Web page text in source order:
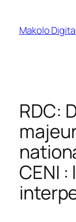
Makolo
RDC:
CENI